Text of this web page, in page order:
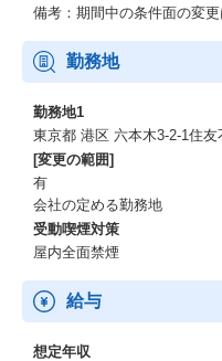
備考：期間中の条件面の変更
勤務地
勤務地1
東京都 港区 六本木3-2-1住
[変更の範囲]
有
会社の定める勤務地
受動喫煙対策
屋内全面禁煙
給与
想定年収